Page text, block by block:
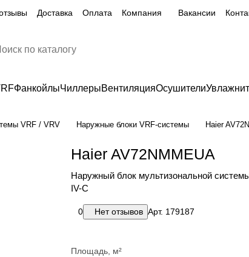
Доставка Оплата Компания Вакансии
ФанкойлыЧиллерыВентиляцияОсушители
VRF / VRV Наружные блоки VRF-системы Haier
Haier AV72NMMEUA
Наружный блок мультизональной
IV-C
0 Нет отзывов Арт. 179187
Площадь, м²